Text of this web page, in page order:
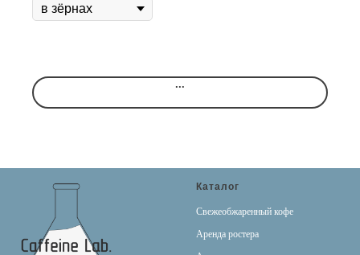
...
Каталог
Свежеобжаренный кофе
Аренда ростера